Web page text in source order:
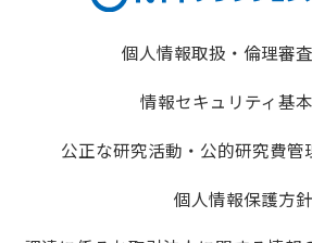
個人情報取扱・倫理審
情報セキュリティ基
公正な研究活動・公的研究費管
個人情報保護方針